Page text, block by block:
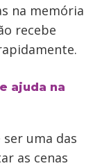
na memória
recebe
ajuda na
uma das
as cenas